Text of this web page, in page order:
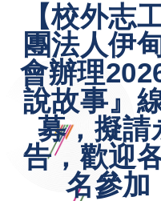
【校外志
團法人伊
會辦理
說故事』
募，擬請
告，歡迎
名參加